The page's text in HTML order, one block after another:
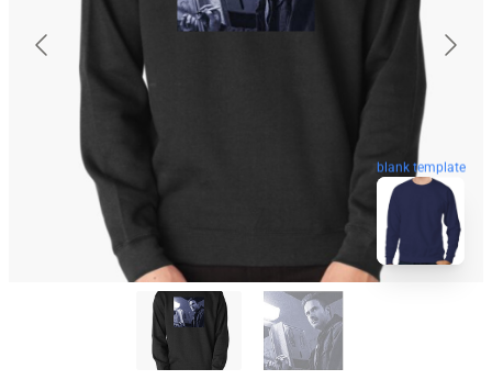
blank template